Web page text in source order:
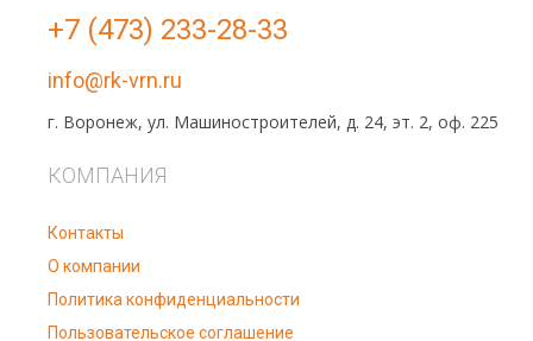
+7 (473) 233-28-33
info@rk-vrn.ru
г. Воронеж, ул. Машиностроителей, д. 24, эт. 2, оф. 225
КОМПАНИЯ
Контакты
О компании
Политика конфиденциальности
Пользовательское соглашение